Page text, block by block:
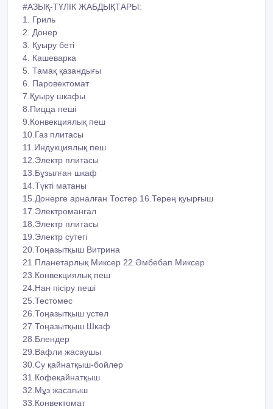
#АЗЫҚ-ТҮЛІК ЖАБДЫҚТАРЫ:
1. Гриль
2. Донер
3. Қуыру беті
4. Кашеварка
5. Тамақ қазандығы
6. Паровектомат
7.Қуыру шкафы
8.Пицца пеші
9.Конвекциялық пеш
10.Газ плитасы
11.Индукциялық пеш
12.Электр плитасы
13.Бұзылған шкаф
14.Түкті матаны
15.Донерге арналған Тостер 16.Терең қуырғыш
17.Электромангал
18.Электр плитасы
19.Электр сутегі
20.Тоңазытқыш Витрина
21.Планетарлық Миксер 22.Әмбебап Миксер
23.Конвекциялық пеш
24.Нан пісіру пеші
25.Тестомес
26.Тоңазытқыш үстел
27.Тоңазытқыш Шкаф
28.Блендер
29.Вафли жасаушы
30.Су қайнатқыш-бойлер
31.Кофеқайнатқыш
32.Мұз жасағыш
33.Конвектомат